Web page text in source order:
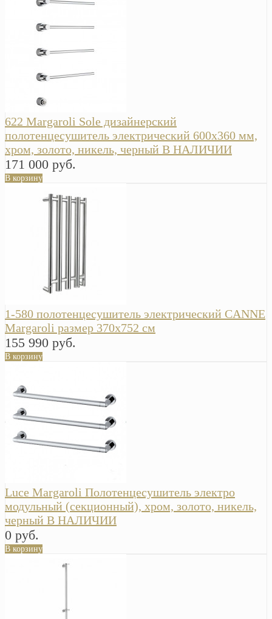
622 Margaroli Sole дизайнерский
полотенцесушитель электрический 600х360 мм,
хром, золото, никель, черный В НАЛИЧИИ
171 000 руб.
В корзину
1-580 полотенцесушитель электрический CANNE
Margaroli размер 370х752 см
155 990 руб.
В корзину
Luce Margaroli Полотенцесушитель электро
модульный (секционный), хром, золото, никель,
черный В НАЛИЧИИ
0 руб.
В корзину